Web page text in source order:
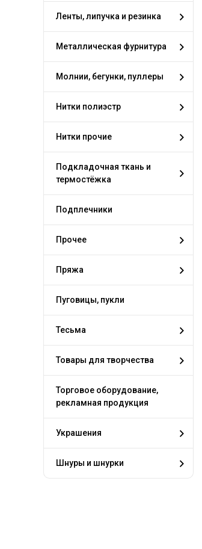
Ленты, липучка и резинка
Металлическая фурнитура
Молнии, бегунки, пуллеры
Нитки полиэстр
Нитки прочие
Подкладочная ткань и
термостёжка
Подплечники
Прочее
Пряжа
Пуговицы, пукли
Тесьма
Товары для творчества
Торговое оборудование,
рекламная продукция
Украшения
Шнуры и шнурки